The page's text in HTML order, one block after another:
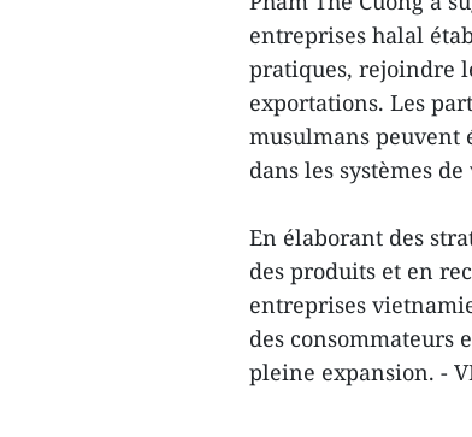
entreprises halal
pratiques, rejoindre
exportations. Les
musulmans
dans les systèmes
En élaborant des
des produits et en
entreprises
des consommateurs
pleine expansion. -